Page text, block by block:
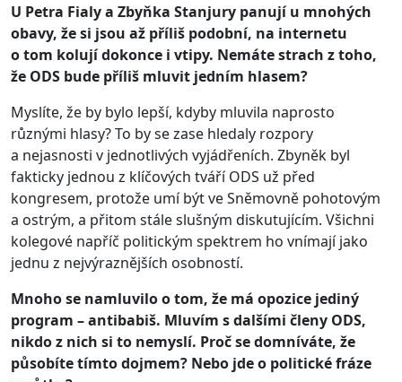
U Petra Fialy a Zbyňka Stanjury panují u mnohých
obavy, že si jsou až příliš podobní, na internetu
o tom kolují dokonce i vtipy. Nemáte strach z toho,
že ODS bude příliš mluvit jedním hlasem?
Myslíte, že by bylo lepší, kdyby mluvila naprosto
různými hlasy? To by se zase hledaly rozpory
a nejasnosti v jednotlivých vyjádřeních. Zbyněk byl
fakticky jednou z klíčových tváří ODS už před
kongresem, protože umí být ve Sněmovně pohotovým
a ostrým, a přitom stále slušným diskutujícím. Všichni
kolegové napříč politickým spektrem ho vnímají jako
jednu z nejvýraznějších osobností.
Mnoho se namluvilo o tom, že má opozice jediný
program – antibabiš. Mluvím s dalšími členy ODS,
nikdo z nich si to nemyslí. Proč se domníváte, že
působíte tímto dojmem? Nebo jde o politické fráze